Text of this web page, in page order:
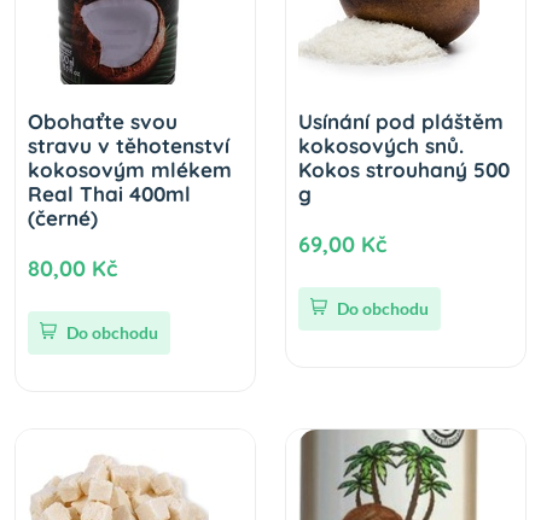
Obohaťte svou
stravu v těhotenství
kokosovým mlékem
Real Thai 400ml
(černé)
80,00 Kč
Do obchodu
Usínání pod pláštěm
kokosových snů.
Kokos strouhaný 500
g
69,00 Kč
Do obchodu